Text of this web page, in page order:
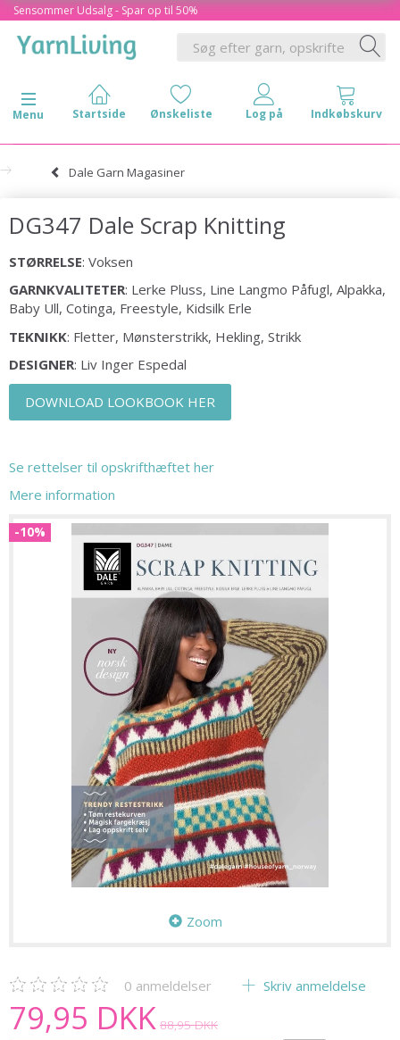
Sensommer Udsalg - Spar op til 50%
Skifte navigation
Menu
Dale Garn Magasiner
DG347 Dale Scrap Knitting
STØRRELSE: Voksen
GARNKVALITETER: Lerke Pluss, Line Langmo Påfugl, Alpakka,
Baby Ull, Cotinga, Freestyle, Kidsilk Erle
TEKNIKK: Fletter, Mønsterstrikk, Hekling, Strikk
DESIGNER: Liv Inger Espedal
DOWNLOAD LOOKBOOK HER
Se rettelser til opskrifthæftet her
Mere information
-10%
Zoom
0 anmeldelser Skriv anmeldelse
79,95 DKK 88,95 DKK